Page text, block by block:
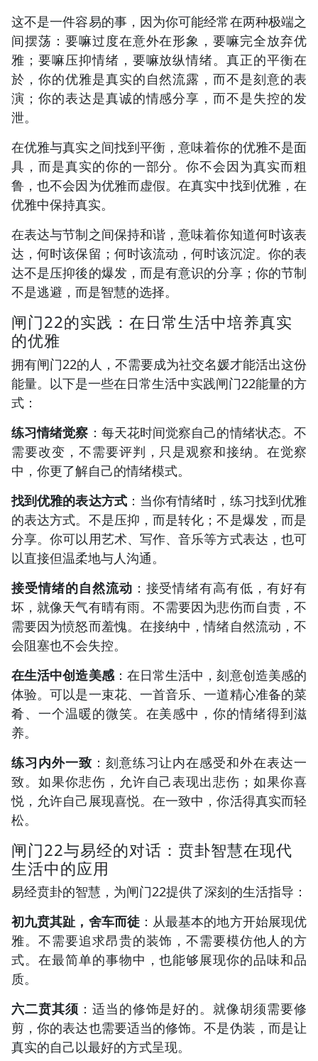
这不是一件容易的事，因为你可能经常在两种极端之
间摆荡：要嘛过度在意外在形象，要嘛完全放弃优
雅；要嘛压抑情绪，要嘛放纵情绪。真正的平衡在
於，你的优雅是真实的自然流露，而不是刻意的表
演；你的表达是真诚的情感分享，而不是失控的发
泄。
在优雅与真实之间找到平衡，意味着你的优雅不是面
具，而是真实的你的一部分。你不会因为真实而粗
鲁，也不会因为优雅而虚假。在真实中找到优雅，在
优雅中保持真实。
在表达与节制之间保持和谐，意味着你知道何时该表
达，何时该保留；何时该流动，何时该沉淀。你的表
达不是压抑後的爆发，而是有意识的分享；你的节制
不是逃避，而是智慧的选择。
闸门22的实践：在日常生活中培养真实
的优雅
拥有闸门22的人，不需要成为社交名媛才能活出这份
能量。以下是一些在日常生活中实践闸门22能量的方
式：
练习情绪觉察 ：每天花时间觉察自己的情绪状态。不
需要改变，不需要评判，只是观察和接纳。在觉察
中，你更了解自己的情绪模式。
找到优雅的表达方式：当你有情绪时，练习找到优雅
的表达方式。不是压抑，而是转化；不是爆发，而是
分享。你可以用艺术、写作、音乐等方式表达，也可
以直接但温柔地与人沟通。
接受情绪的自然流动 ：接受情绪有高有低，有好有
坏，就像天气有晴有雨。不需要因为悲伤而自责，不
需要因为愤怒而羞愧。在接纳中，情绪自然流动，不
会阻塞也不会失控。
在生活中创造美感：在日常生活中，刻意创造美感的
体验。可以是一束花、一首音乐、一道精心准备的菜
肴、一个温暖的微笑。在美感中，你的情绪得到滋
养。
练习内外一致 ：刻意练习让内在感受和外在表达一
致。如果你悲伤，允许自己表现出悲伤；如果你喜
悦，允许自己展现喜悦。在一致中，你活得真实而轻
松。
闸门22与易经的对话：贲卦智慧在现代
生活中的应用
易经贲卦的智慧，为闸门22提供了深刻的生活指导：
初九贲其趾，舍车而徒：从最基本的地方开始展现优
雅。不需要追求昂贵的装饰，不需要模仿他人的方
式。在最简单的事物中，也能够展现你的品味和品
质。
六二贲其须 ：适当的修饰是好的。就像胡须需要修
剪，你的表达也需要适当的修饰。不是伪装，而是让
真实的自己以最好的方式呈现。